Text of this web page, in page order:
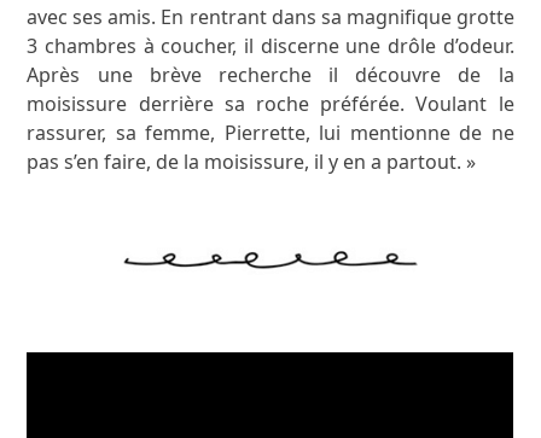
avec ses amis. En rentrant dans sa magnifique grotte
3 chambres à coucher, il discerne une drôle d’odeur.
Après une brève recherche il découvre de la
moisissure derrière sa roche préférée. Voulant le
rassurer, sa femme, Pierrette, lui mentionne de ne
pas s’en faire, de la moisissure, il y en a partout. »